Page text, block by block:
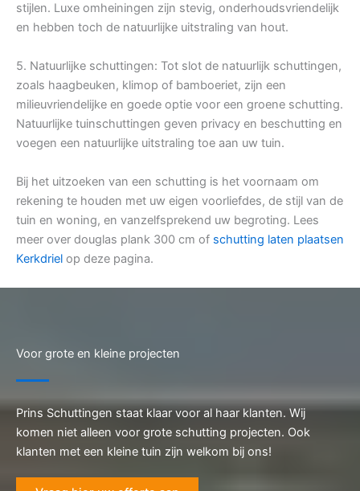
stijlen. Luxe omheiningen zijn stevig, onderhoudsvriendelijk
en hebben toch de natuurlijke uitstraling van hout.
5. Natuurlijke schuttingen: Tot slot de natuurlijk schuttingen,
zoals haagbeuken, klimop of bamboeriet, zijn een
milieuvriendelijke en goede optie voor een groene schutting.
Natuurlijke tuinschuttingen geven privacy en beschutting en
voegen een natuurlijke uitstraling toe aan uw tuin.
Bij het uitzoeken van een schutting is het voornaam om
rekening te houden met uw eigen voorliefdes, de stijl van de
tuin en woning, en vanzelfsprekend uw begroting. Lees
meer over douglas plank 300 cm of schutting laten plaatsen
Kerkdriel op deze pagina.
Voor grote en kleine projecten
Prins Schuttingen staat klaar voor al haar klanten. Wij
komen niet alleen voor grote schutting projecten. Ook
klanten met een kleine tuin zijn welkom bij ons!